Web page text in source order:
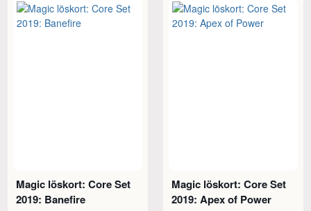
Magic löskort: Core Set
2019: Banefire
Magic löskort: Core Set
2019: Apex of Power